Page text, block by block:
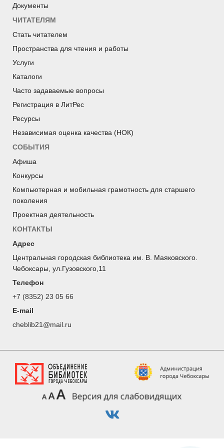
подразделений и участия в грантовых конкурсах;
в структурных подразделениях действуют целевые
библиотечные программы по актуальным
направлениям деятельности: продвижение книги и
чтения, гражданско-патриотическое, духовно-
нравственное, экологическое, эстетическое
просвещение и воспитание, краеведение, здоровый
образ жизни, профилактика зависимостей,
др.
(ежегодно).
Удовлетворенность потребителей качеством
муниципальных услуг, предоставляемых
муниципальными библиотеками г. Чебоксары
Мониторинг соответствия библиотек МБУК
«Объединение библиотек города Чебоксары»
требованиям Модельного стандарта деятельности
общедоступной библиотеки (постоянно).
Документы
ЧИТАТЕЛЯМ
Стать читателем
Пространства для чтения и работы
Услуги
Каталоги
Часто задаваемые вопросы
Регистрация в ЛитРес
Ресурсы
Независимая оценка качества (НОК)
СОБЫТИЯ
Афиша
Конкурсы
Компьютерная и мобильная грамотность для старшего
поколения
Проектная деятельность
КОНТАКТЫ
Адрес
Центральная городская библиотека им. В. Маяковского.
Чебоксары, ул.Гузовского,11
Телефон
+7 (8352) 23 05 66
E-mail
cheblib21@mail.ru